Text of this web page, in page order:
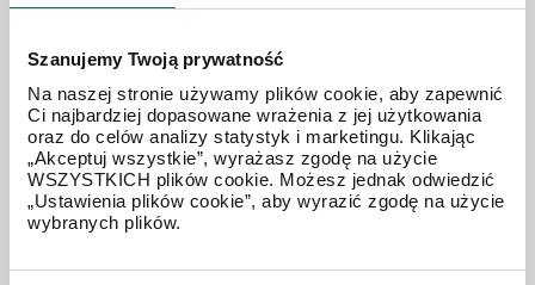
Szanujemy Twoją prywatność
Na naszej stronie używamy plików cookie, aby zapewnić
Ci najbardziej dopasowane wrażenia z jej użytkowania
oraz do celów analizy statystyk i marketingu. Klikając
„Akceptuj wszystkie”, wyrażasz zgodę na użycie
WSZYSTKICH plików cookie. Możesz jednak odwiedzić
„Ustawienia plików cookie”, aby wyrazić zgodę na użycie
wybranych plików.